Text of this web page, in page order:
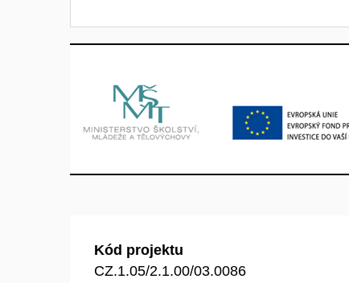
Kód projektu
CZ.1.05/2.1.00/03.0086